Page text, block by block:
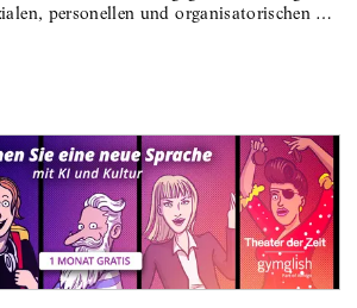
personellen und organisatorischen …